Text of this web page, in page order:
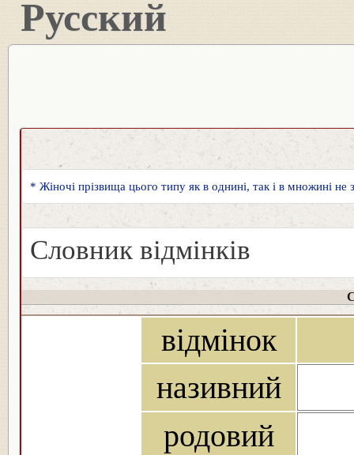
Русский
* Жіночі прізвища цього типу як в однині, так і в множині не
Словник відмінків
відмінок
називний
родовий